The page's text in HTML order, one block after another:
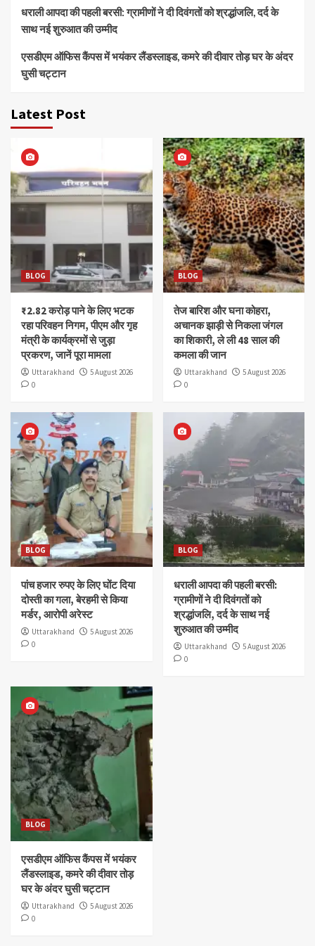
धराली आपदा की पहली बरसी: ग्रामीणों ने दी दिवंगतों को श्रद्धांजलि, दर्द के
साथ नई शुरुआत की उम्मीद
एसडीएम ऑफिस कैंपस में भयंकर लैंडस्लाइड, कमरे की दीवार तोड़ घर के अंदर
घुसी चट्टान
Latest Post
BLOG
₹2.82 करोड़ पाने के लिए भटक
रहा परिवहन निगम, पीएम और गृह
मंत्री के कार्यक्रमों से जुड़ा
प्रकरण, जानें पूरा मामला
Uttarakhand
5 August 2026
0
BLOG
तेज बारिश और घना कोहरा,
अचानक झाड़ी से निकला जंगल
का शिकारी, ले ली 48 साल की
कमला की जान
Uttarakhand
5 August 2026
0
BLOG
पांच हजार रुपए के लिए घोंट दिया
दोस्ती का गला, बेरहमी से किया
मर्डर, आरोपी अरेस्ट
Uttarakhand
5 August 2026
0
BLOG
धराली आपदा की पहली बरसी:
ग्रामीणों ने दी दिवंगतों को
श्रद्धांजलि, दर्द के साथ नई
शुरुआत की उम्मीद
Uttarakhand
5 August 2026
0
BLOG
एसडीएम ऑफिस कैंपस में भयंकर
लैंडस्लाइड, कमरे की दीवार तोड़
घर के अंदर घुसी चट्टान
Uttarakhand
5 August 2026
0